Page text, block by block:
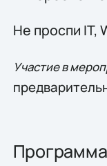
Не проспи IT,
Участие в